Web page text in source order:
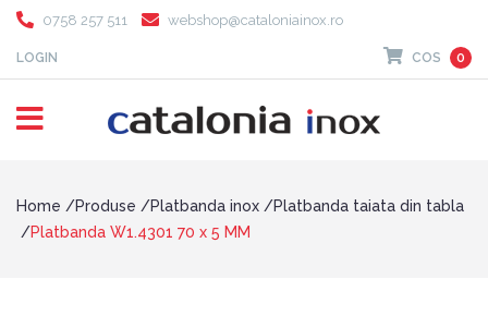
0758 257 511 webshop@cataloniainox.ro
LOGIN COS 0
Home Produse Platbanda inox
Platbanda taiata din tabla
Platbanda W1.4301 70 x 5 MM